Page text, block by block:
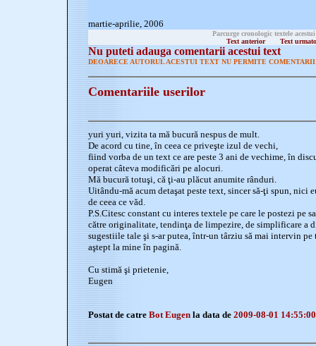
martie-aprilie, 2006
Parcurge cronologic textele
Text anterior
Text
Nu puteti adauga comentarii acestui text
DEOARECE AUTORUL ACESTUI TEXT NU PERMITE
Comentariile userilor
yuri yuri, vizita ta mă bucură nespus de mult.
De acord cu tine, în ceea ce priveşte izul de vechi,
fiind vorba de un text ce are peste 3 ani de vechime, în
operat câteva modificări pe alocuri.
Mă bucură totuşi, că ţi-au plăcut anumite rânduri.
Uitându-mă acum detaşat peste text, sincer să-ţi spun, nici
de ceea ce văd.
P.S.Citesc constant cu interes textele pe care le postezi pe
către originalitate, tendinţa de limpezire, de simplificare a
sugestiile tale şi s-ar putea, într-un târziu să mai intervin
aştept la mine în pagină.
Cu stimă şi prietenie,
Eugen
Postat de catre Bot Eugen la data de 2009-08-01 14:55:00